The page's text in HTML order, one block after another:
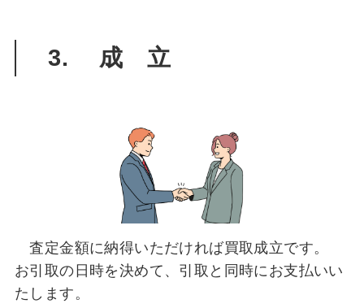
3. 成 立
査定金額に納得いただければ買取成立です。
お引取の日時を決めて、引取と同時にお支払いい
たします。